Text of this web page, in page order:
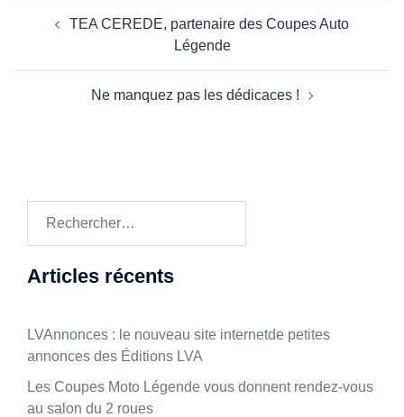
Navigation
TEA CEREDE, partenaire des Coupes Auto
Légende
Ne manquez pas les dédicaces !
Articles récents
LVAnnonces : le nouveau site internetde petites
annonces des Éditions LVA
Les Coupes Moto Légende vous donnent rendez-vous
au salon du 2 roues